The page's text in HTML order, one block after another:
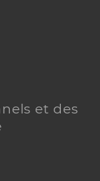
et des